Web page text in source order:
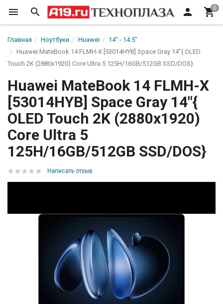
Главная Ноутбуки Huawei
14" - 14.5"
Huawei MateBook 14 FLMH-X [53014HYB] Space Gray 14"{ OLED
Touch 2K (2880x1920) Core Ultra 5 125H/16GB/512GB SSD/DOS}
Huawei MateBook 14 FLMH-X
[53014HYB] Space Gray 14"{
OLED Touch 2K (2880x1920)
Core Ultra 5
125H/16GB/512GB SSD/DOS}
Написать отзыв